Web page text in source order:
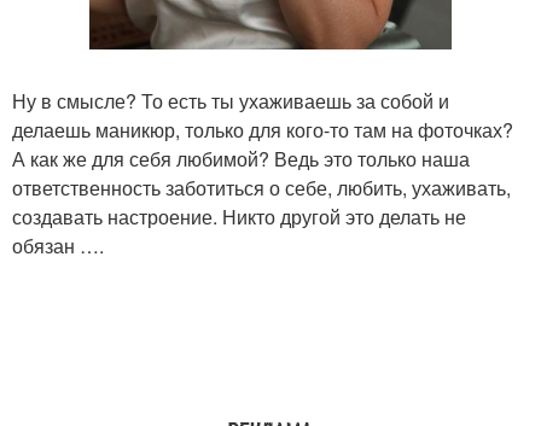
Ну в смысле? То есть ты ухаживаешь за собой и
делаешь маникюр, только для кого-то там на фоточках?
А как же для себя любимой? Ведь это только наша
ответственность заботиться о себе, любить, ухаживать,
создавать настроение. Никто другой это делать не
обязан ….